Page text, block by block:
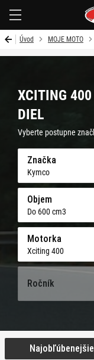
Úvod MOJE MOTO
XCITING
DIEL
Vyberte postupne
Značka
Kymco
Objem
Do 600 cm3
Motorka
Xciting 400
Ročník
Najobľúbenejšie